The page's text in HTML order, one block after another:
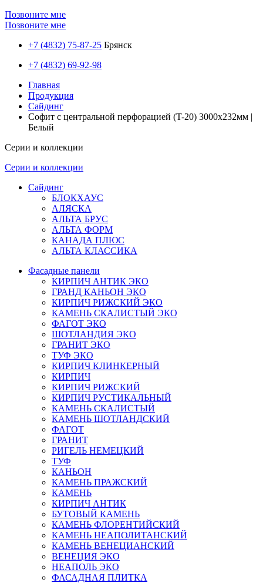
Позвоните мне
Позвоните мне
+7 (4832) 75-87-25 Брянск
+7 (4832) 69-92-98
Главная
Продукция
Сайдинг
Софит с центральной перфорацией (T-20) 3000х232мм |
Белый
Серии и коллекции
Серии и коллекции
Сайдинг
БЛОКХАУС
АЛЯСКА
АЛЬТА БРУС
АЛЬТА ФОРМ
КАНАДА ПЛЮС
АЛЬТА КЛАССИКА
Фасадные панели
КИРПИЧ АНТИК ЭКО
ГРАНД КАНЬОН ЭКО
КИРПИЧ РИЖСКИЙ ЭКО
КАМЕНЬ СКАЛИСТЫЙ ЭКО
ФАГОТ ЭКО
ШОТЛАНДИЯ ЭКО
ГРАНИТ ЭКО
ТУФ ЭКО
КИРПИЧ КЛИНКЕРНЫЙ
КИРПИЧ
КИРПИЧ РИЖСКИЙ
КИРПИЧ РУСТИКАЛЬНЫЙ
КАМЕНЬ СКАЛИСТЫЙ
КАМЕНЬ ШОТЛАНДСКИЙ
ФАГОТ
ГРАНИТ
РИГЕЛЬ НЕМЕЦКИЙ
ТУФ
КАНЬОН
КАМЕНЬ ПРАЖСКИЙ
КАМЕНЬ
КИРПИЧ АНТИК
БУТОВЫЙ КАМЕНЬ
КАМЕНЬ ФЛОРЕНТИЙСКИЙ
КАМЕНЬ НЕАПОЛИТАНСКИЙ
КАМЕНЬ ВЕНЕЦИАНСКИЙ
ВЕНЕЦИЯ ЭКО
НЕАПОЛЬ ЭКО
ФАСАДНАЯ ПЛИТКА